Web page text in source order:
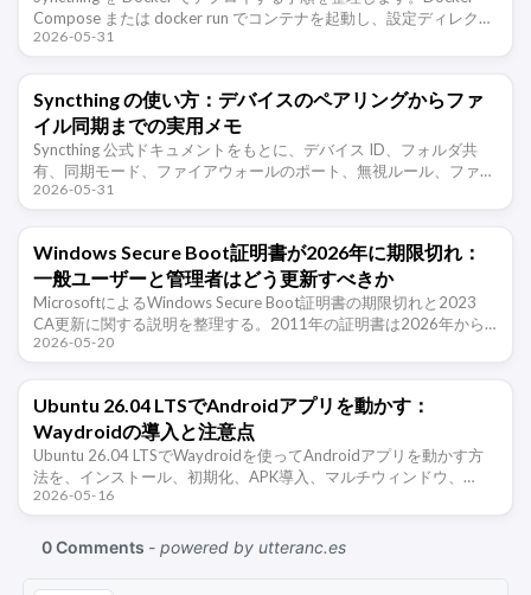
Compose または docker run でコンテナを起動し、設定ディレクト
リと同期ディレクトリを正しくマッピン …
2026-05-31
Syncthing の使い方：デバイスのペアリングからファ
イル同期までの実用メモ
Syncthing 公式ドキュメントをもとに、デバイス ID、フォルダ共
有、同期モード、ファイアウォールのポート、無視ルール、ファイ
ルバージョン、安全境界、NAS・Windows・Android 間で …
2026-05-31
Windows Secure Boot証明書が2026年に期限切れ：
一般ユーザーと管理者はどう更新すべきか
MicrosoftによるWindows Secure Boot証明書の期限切れと2023
CA更新に関する説明を整理する。2011年の証明書は2026年から
期限切れが始まり、今後のSecure …
2026-05-20
Ubuntu 26.04 LTSでAndroidアプリを動かす：
Waydroidの導入と注意点
Ubuntu 26.04 LTSでWaydroidを使ってAndroidアプリを動かす方
法を、インストール、初期化、APK導入、マルチウィンドウ、
Google Playの注意点、よくある問題まで整理し …
2026-05-16